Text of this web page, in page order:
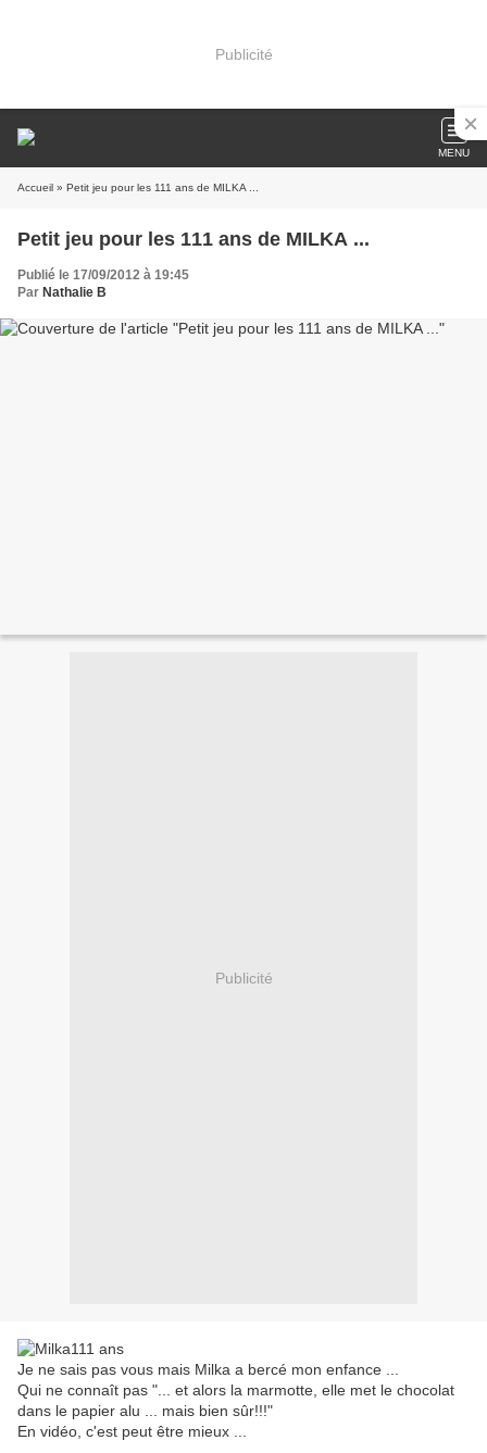
Publicité
MENU
Accueil » Petit jeu pour les 111 ans de MILKA ...
Petit jeu pour les 111 ans de MILKA ...
Publié le 17/09/2012 à 19:45
Par Nathalie B
Publicité
Je ne sais pas vous mais Milka a bercé mon enfance ...
Qui ne connaît pas "... et alors la marmotte, elle met le chocolat
dans le papier alu ... mais bien sûr!!!"
En vidéo, c'est peut être mieux ...